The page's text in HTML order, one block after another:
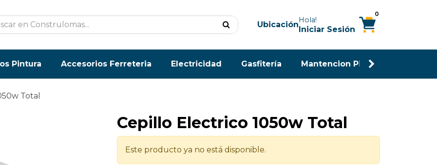
UbicaciónHola!
Iniciar Sesión
0
Pintura Accesorios Ferreteria Electricidad Gasfitería Mantencion Piscina
Total
Cepillo Electrico 1050w Total
Este producto ya no está disponible.